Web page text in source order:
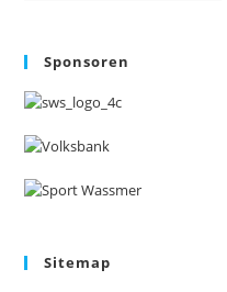
Sponsoren
Sitemap